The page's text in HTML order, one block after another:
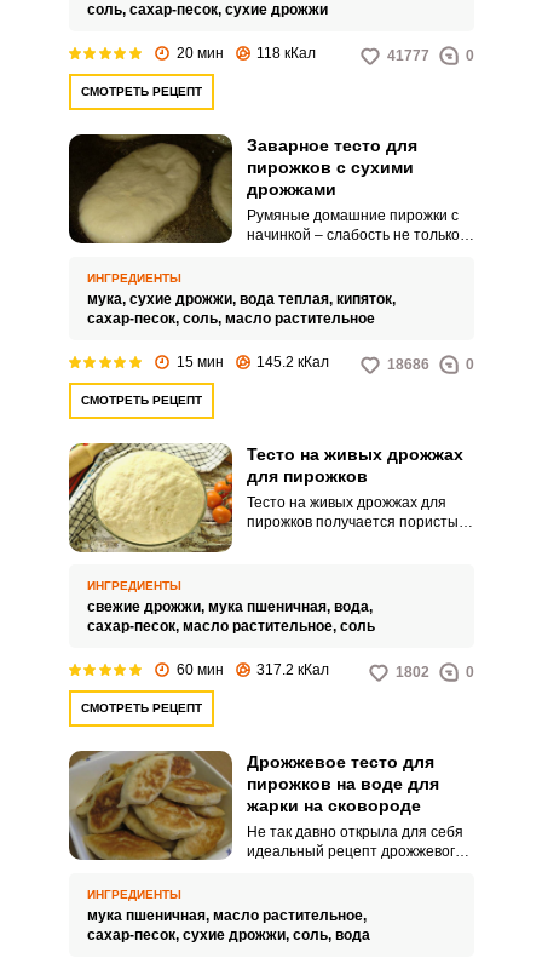
соль, сахар-песок, сухие дрожжи
20 мин 118 кКал 41777 0
СМОТРЕТЬ РЕЦЕПТ
Заварное тесто для
пирожков с сухими
дрожжами
Румяные домашние пирожки с
начинкой – слабость не только
количеству сухих дрожжей и
заварке из такого теста
ИНГРЕДИЕНТЫ
мука, сухие дрожжи, вода теплая, кипяток,
сахар-песок, соль, масло растительное
15 мин 145.2 кКал 18686 0
СМОТРЕТЬ РЕЦЕПТ
Тесто на живых дрожжах
для пирожков
Тесто на живых дрожжах для
пирожков получается пористым,
можно любой сладкой или
соленой начинкой.
ИНГРЕДИЕНТЫ
свежие дрожжи, мука пшеничная, вода,
сахар-песок, масло растительное, соль
60 мин 317.2 кКал 1802 0
СМОТРЕТЬ РЕЦЕПТ
Дрожжевое тесто для
пирожков на воде для
жарки на сковороде
Не так давно открыла для себя
идеальный рецепт дрожжевого
Тесто на воде получается
воздушным, легким и простым в
ИНГРЕДИЕНТЫ
мука пшеничная, масло растительное,
сахар-песок, сухие дрожжи, соль, вода
ВХОД НА САЙТ
Войдите
с помощью социальных сетей: